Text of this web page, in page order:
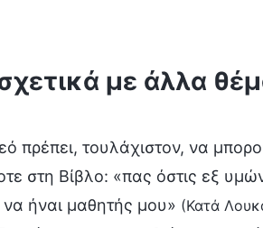
με άλλα
πρέπει, τουλάχιστον, να
στη Βίβλο: «πας όστις εξ
ήναι μαθητής μου» (Κατά